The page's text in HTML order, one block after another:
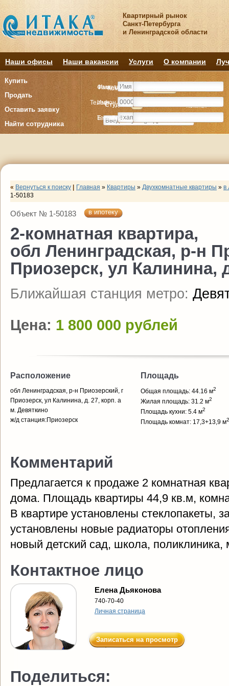
Квартирный рынок
Санкт-Петербурга
и Ленинградской области
Наши офисы Наши вакансии Услуги О компании
Купить
Продать
Оставить заявку
Найти сотрудника
Комнату
Студия Комнат
Комнату
Студия Комнат
Имя
Телефон
E-mail
Фамилия
Имя
Телефон
« Вернуться к поиску Главная » Квартиры » Двухкомнатные квартиры » в
1-50183
Объект № 1-50183 в ипотеку
2-комнатная квартира,
обл Ленинградская, р-н
Приозерск, ул Калинина,
Ближайшая станция метро:
Цена: 1 800 000 рублей
Расположение
обл Ленинградская, р-н Приозерский, г
Приозерск, ул Калинина, д. 27, корп. а
м. Девяткино
ж/д станция:Приозерск
Площадь
Общая площадь: 44.16 м2
Жилая площадь: 31.2 м2
Площадь кухни: 5.4 м2
Площадь комнат: 17,3+13,9 м2
Комментарий
Предлагается к продаже 2 комнатная
дома. Площадь квартиры 44,9 кв.м,
В квартире установлены стеклопакеты,
установлены новые радиаторы
новый детский сад, школа, поликлиника,
Контактное лицо
Елена Дьяконова
740-70-40
Личная страница
Записаться на просмотр
Поделиться: